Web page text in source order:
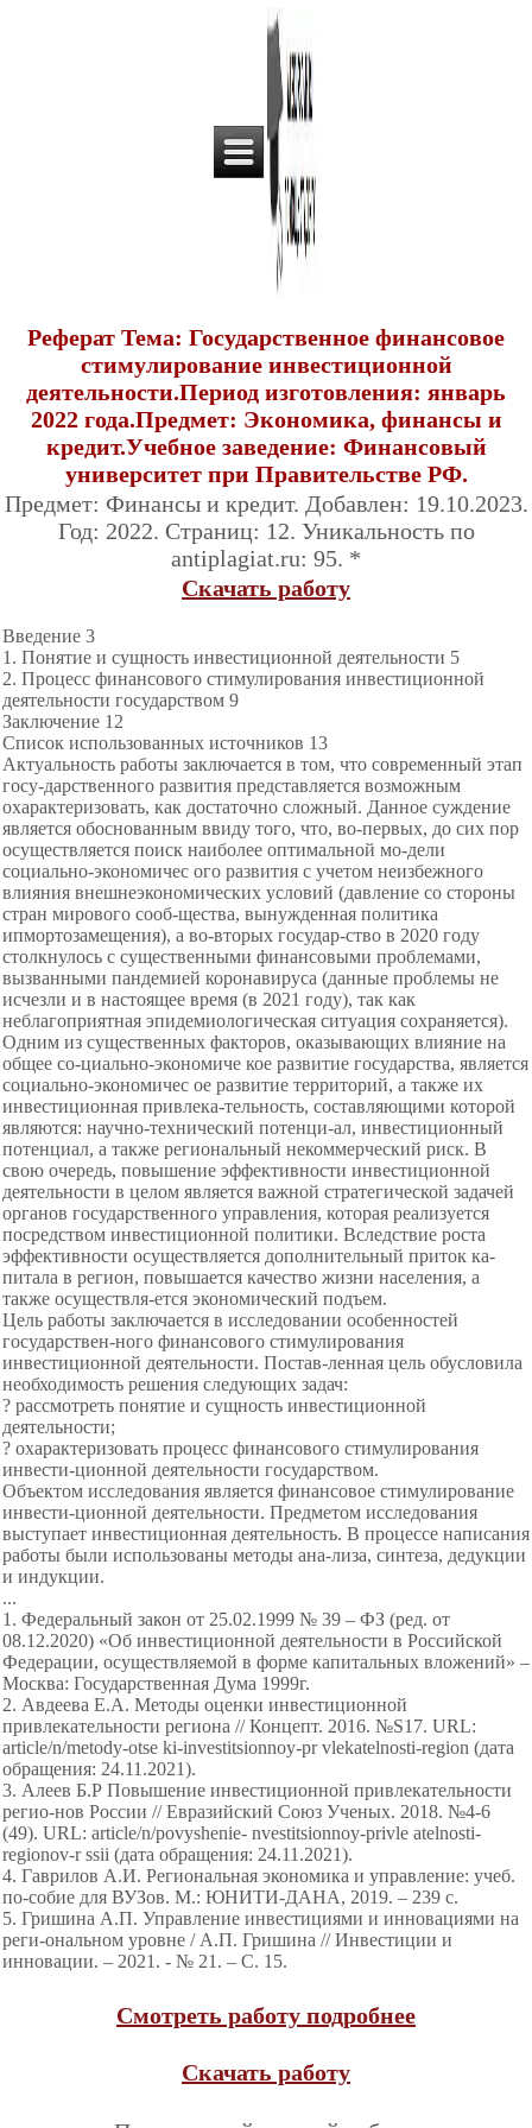
Реферат Тема: Государственное финансовое
стимулирование инвестиционной
деятельности.Период изготовления: январь
2022 года.Предмет: Экономика, финансы и
кредит.Учебное заведение: Финансовый
университет при Правительстве РФ.
Предмет: Финансы и кредит. Добавлен: 19.10.2023.
Год: 2022. Страниц: 12. Уникальность по
antiplagiat.ru: 95. *
Скачать работу
Введение 3
1. Понятие и сущность инвестиционной деятельности 5
2. Процесс финансового стимулирования инвестиционной
деятельности государством 9
Заключение 12
Список использованных источников 13
Актуальность работы заключается в том, что современный этап
госу-дарственного развития представляется возможным
охарактеризовать, как достаточно сложный. Данное суждение
является обоснованным ввиду того, что, во-первых, до сих пор
осуществляется поиск наиболее оптимальной мо-дели
социально-экономичес ого развития с учетом неизбежного
влияния внешнеэкономических условий (давление со стороны
стран мирового сооб-щества, вынужденная политика
ипмортозамещения), а во-вторых государ-ство в 2020 году
столкнулось с существенными финансовыми проблемами,
вызванными пандемией коронавируса (данные проблемы не
исчезли и в настоящее время (в 2021 году), так как
неблагоприятная эпидемиологическая ситуация сохраняется).
Одним из существенных факторов, оказывающих влияние на
общее со-циально-экономиче кое развитие государства, является
социально-экономичес ое развитие территорий, а также их
инвестиционная привлека-тельность, составляющими которой
являются: научно-технический потенци-ал, инвестиционный
потенциал, а также региональный некоммерческий риск. В
свою очередь, повышение эффективности инвестиционной
деятельности в целом является важной стратегической задачей
органов государственного управления, которая реализуется
посредством инвестиционной политики. Вследствие роста
эффективности осуществляется дополнительный приток ка-
питала в регион, повышается качество жизни населения, а
также осуществля-ется экономический подъем.
Цель работы заключается в исследовании особенностей
государствен-ного финансового стимулирования
инвестиционной деятельности. Постав-ленная цель обусловила
необходимость решения следующих задач:
? рассмотреть понятие и сущность инвестиционной
деятельности;
? охарактеризовать процесс финансового стимулирования
инвести-ционной деятельности государством.
Объектом исследования является финансовое стимулирование
инвести-ционной деятельности. Предметом исследования
выступает инвестиционная деятельность. В процессе написания
работы были использованы методы ана-лиза, синтеза, дедукции
и индукции.
...
1. Федеральный закон от 25.02.1999 № 39 – ФЗ (ред. от
08.12.2020) «Об инвестиционной деятельности в Российской
Федерации, осуществляемой в форме капитальных вложений» –
Москва: Государственная Дума 1999г.
2. Авдеева Е.А. Методы оценки инвестиционной
привлекательности региона // Концепт. 2016. №S17. URL:
article/n/metody-otse ki-investitsionnoy-pr vlekatelnosti-region (дата
обращения: 24.11.2021).
3. Алеев Б.Р Повышение инвестиционной привлекательности
регио-нов России // Евразийский Союз Ученых. 2018. №4-6
(49). URL: article/n/povyshenie- nvestitsionnoy-privle atelnosti-
regionov-r ssii (дата обращения: 24.11.2021).
4. Гаврилов А.И. Региональная экономика и управление: учеб.
по-собие для ВУЗов. М.: ЮНИТИ-ДАНА, 2019. – 239 с.
5. Гришина А.П. Управление инвестициями и инновациями на
реги-ональном уровне / А.П. Гришина // Инвестиции и
инновации. – 2021. - № 21. – С. 15.
Смотреть работу подробнее
Скачать работу